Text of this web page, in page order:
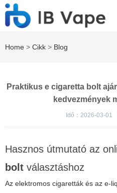
Home > Cikk > Blog
Praktikus e cigaretta bolt
kedvezmények
Idő：2026-03-01
Hasznos útmutató az
bolt választáshoz
Az elektromos cigaretták és az